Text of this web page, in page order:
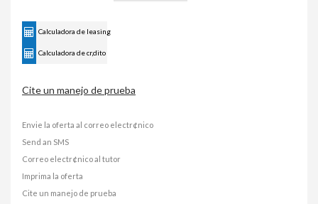
Calculadora de leasing
Calculadora de cr‚dito
Cite un manejo de prueba
Envie la oferta al correo electr¢nico
Send an SMS
Correo electr¢nico al tutor
Imprima la oferta
Cite un manejo de prueba